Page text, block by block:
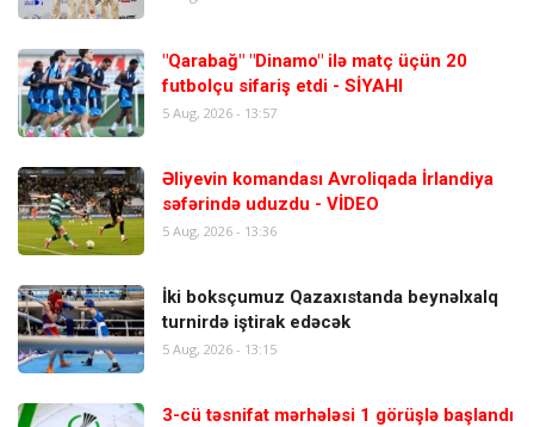
"Qarabağ" "Dinamo" ilə matç üçün 20
futbolçu sifariş etdi - SİYAHI
5 Aug, 2026 - 13:57
Əliyevin komandası Avroliqada İrlandiya
səfərində uduzdu - VİDEO
5 Aug, 2026 - 13:36
İki boksçumuz Qazaxıstanda beynəlxalq
turnirdə iştirak edəcək
5 Aug, 2026 - 13:15
3-cü təsnifat mərhələsi 1 görüşlə başlandı